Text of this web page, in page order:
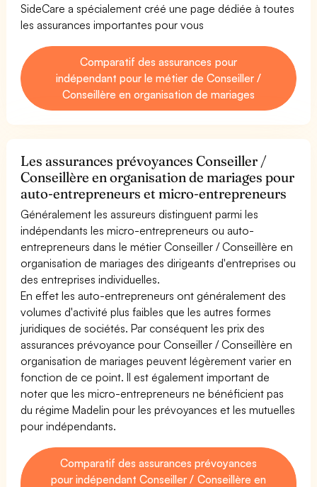
SideCare a spécialement créé une page dédiée à toutes
les assurances importantes pour vous
Comparatif des assurances pour
indépendant pour le métier de Conseiller /
Conseillère en organisation de mariages
Les assurances prévoyances Conseiller /
Conseillère en organisation de mariages pour
auto-entrepreneurs et micro-entrepreneurs
Généralement les assureurs distinguent parmi les
indépendants les micro-entrepreneurs ou auto-
entrepreneurs dans le métier Conseiller / Conseillère en
organisation de mariages des dirigeants d'entreprises ou
des entreprises individuelles.
En effet les auto-entrepreneurs ont généralement des
volumes d'activité plus faibles que les autres formes
juridiques de sociétés. Par conséquent les prix des
assurances prévoyance pour Conseiller / Conseillère en
organisation de mariages peuvent légèrement varier en
fonction de ce point. Il est également important de
noter que les micro-entrepreneurs ne bénéficient pas
du régime Madelin pour les prévoyances et les mutuelles
pour indépendants.
Comparatif des assurances prévoyances
pour indépendant Conseiller / Conseillère en